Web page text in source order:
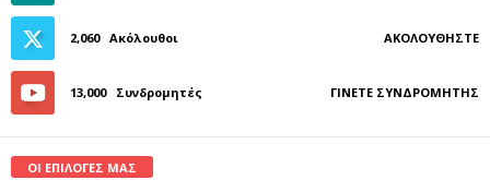
2,060 Ακόλουθοι ΑΚΟΛΟΥΘΉΣΤΕ
13,000 Συνδρομητές ΓΊΝΕΤΕ ΣΥΝΔΡΟΜΗΤΉΣ
ΟΙ ΕΠΙΛΟΓΕΣ ΜΑΣ